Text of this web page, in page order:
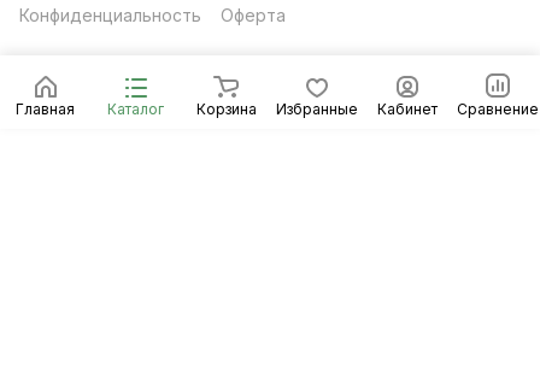
Главная Каталог Корзина Избранные Кабинет Сравнение
Конфиденциальность Оферта